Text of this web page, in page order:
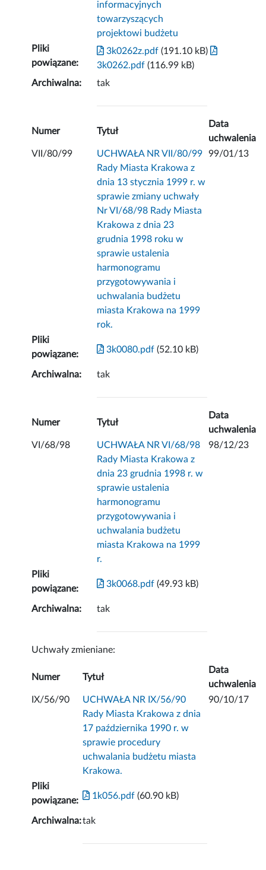
informacyjnych
towarzyszących
projektowi budżetu
Pliki
powiązane:
3k0262z.pdf (191.10 kB)
3k0262.pdf (116.99 kB)
Archiwalna:
tak
Numer Tytuł
Data
uchwalenia
VII/80/99
UCHWAŁA NR VII/80/99
Rady Miasta Krakowa z
dnia 13 stycznia 1999 r. w
sprawie zmiany uchwały
Nr VI/68/98 Rady Miasta
Krakowa z dnia 23
grudnia 1998 roku w
sprawie ustalenia
harmonogramu
przygotowywania i
uchwalania budżetu
miasta Krakowa na 1999
rok.
99/01/13
Pliki
powiązane:
3k0080.pdf (52.10 kB)
Archiwalna: tak
Numer Tytuł
Data
uchwalenia
VI/68/98
UCHWAŁA NR VI/68/98
Rady Miasta Krakowa z
dnia 23 grudnia 1998 r. w
sprawie ustalenia
harmonogramu
przygotowywania i
uchwalania budżetu
miasta Krakowa na 1999
r.
98/12/23
Pliki
powiązane:
3k0068.pdf (49.93 kB)
Archiwalna: tak
Uchwały zmieniane:
Numer Tytuł
Data
uchwalenia
IX/56/90
UCHWAŁA NR IX/56/90
Rady Miasta Krakowa z dnia
17 października 1990 r. w
sprawie procedury
uchwalania budżetu miasta
Krakowa.
90/10/17
Pliki
powiązane:
1k056.pdf (60.90 kB)
Archiwalna:tak